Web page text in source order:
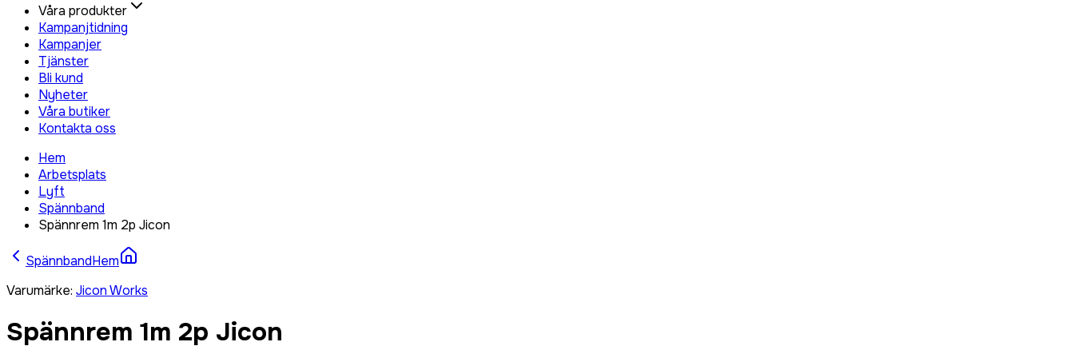
Våra produkter
Kampanjtidning
Kampanjer
Tjänster
Bli kund
Nyheter
Våra butiker
Kontakta oss
Hem
Arbetsplats
Lyft
Spännband
Spännrem 1m 2p Jicon
SpännbandHem
Varumärke: Jicon Works
Spännrem 1m 2p Jicon